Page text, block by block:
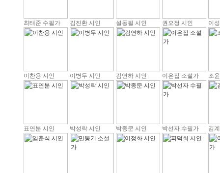
최태준 수필가 김진환 시인 설동필 시인 권오정 시인 이
이찬용 시인 이병두 시인 김연하 시인 이은집 소설가 조
표연분 시인 박성락 시인 박종문 시인 박선자 수필가 김